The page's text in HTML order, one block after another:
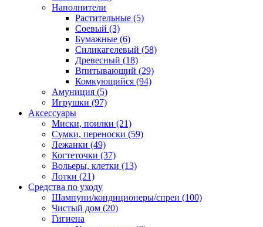
Наполнители
Растительные (5)
Соевый (3)
Бумажные (6)
Силикагелевый (58)
Древесный (18)
Впитывающий (29)
Комкующийся (94)
Амуниция (5)
Игрушки (97)
Аксессуары
Миски, поилки (21)
Сумки, переноски (59)
Лежанки (49)
Когтеточки (37)
Вольеры, клетки (13)
Лотки (21)
Средства по уходу
Шампуни/кондиционеры/спреи (100)
Чистый дом (20)
Гигиена